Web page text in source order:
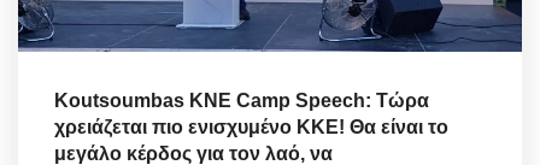
Koutsoumbas KNE Camp Speech: Τώρα
χρειάζεται πιο ενισχυμένο ΚΚΕ! Θα είναι το
μεγάλο κέρδος για τον λαό, να